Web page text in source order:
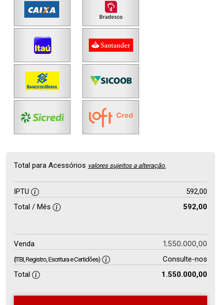
Total para Acessórios valores sujeitos a alteração.
IPTU
592,00
Total / Mês
592,00
Venda 1.550.000,00
(ITBI, Registro, Escritura e Certidões)
Consulte-nos
Total
1.550.000,00